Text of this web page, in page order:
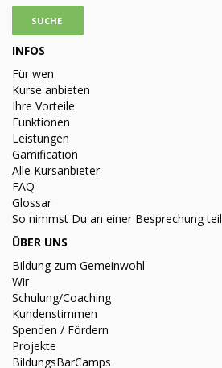
INFOS
Für wen
Kurse anbieten
Ihre Vorteile
Funktionen
Leistungen
Gamification
Alle Kursanbieter
FAQ
Glossar
So nimmst Du an einer Besprechung teil
ÜBER UNS
Bildung zum Gemeinwohl
Wir
Schulung/Coaching
Kundenstimmen
Spenden / Fördern
Projekte
BildungsBarCamps